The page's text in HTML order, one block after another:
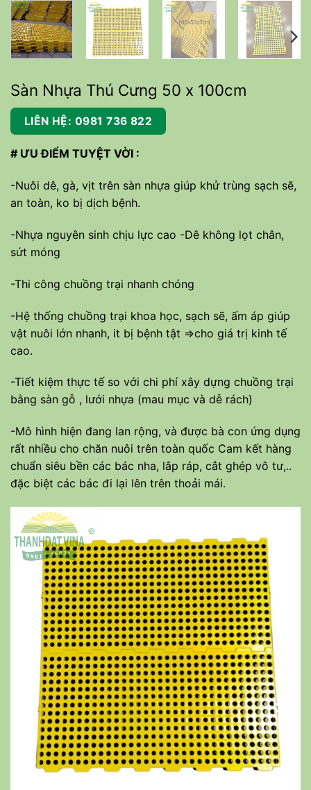
Sàn Nhựa Thú Cưng 50 x 100cm
LIÊN HỆ: 0981 736 822
# ƯU ĐIỂM TUYỆT VỜI :
-Nuôi dê, gà, vịt trên sàn nhựa giúp khử trùng sạch sẽ,
an toàn, ko bị dịch bệnh.
-Nhựa nguyên sinh chịu lực cao -Dê không lọt chân,
sứt móng
-Thi công chuồng trại nhanh chóng
-Hệ thống chuồng trại khoa học, sạch sẽ, ấm áp giúp
vật nuôi lớn nhanh, it bị bệnh tật =>cho giá trị kinh tế
cao.
-Tiết kiệm thực tế so với chi phí xây dựng chuồng trại
bằng sàn gỗ , lưới nhựa (mau mục và dễ rách)
-Mô hình hiện đang lan rộng, và được bà con ứng dụng
rất nhiều cho chăn nuôi trên toàn quốc Cam kết hàng
chuẩn siêu bền các bác nha, lắp ráp, cắt ghép vô tư,..
đặc biệt các bác đi lại lên trên thoải mái.